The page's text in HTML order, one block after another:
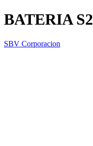
BATERIA S2
SBV Corporacion